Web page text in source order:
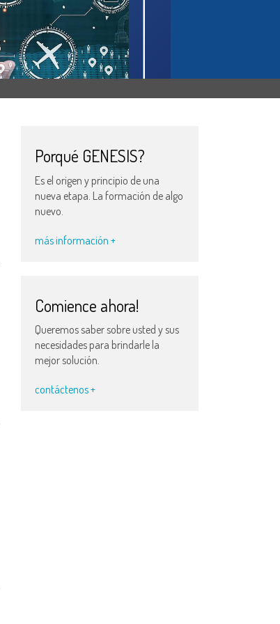
Porqué GENESIS?
Es el origen y principio de una
nueva etapa. La formación de algo
nuevo.
más información +
Comience ahora!
Queremos saber sobre usted y sus
necesidades para brindarle la
mejor solución.
contáctenos +